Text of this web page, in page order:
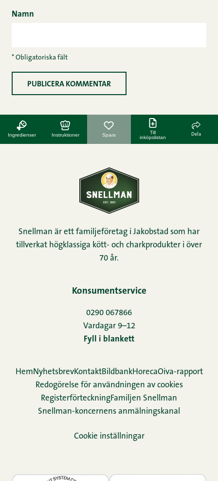
Namn
* Obligatoriska fält
Ingredienser Instruktioner Spara
Till
inköpslistan
Dela
Snellman är ett familjeföretag i Jakobstad som har
tillverkat högklassiga kött- och charkprodukter i över
70 år.
Konsumentservice
0290 067866
Vardagar 9–12
Fyll i blankett
HemNyhetsbrevKontaktBildbankHorecaOiva-rapport
Redogörelse för användningen av cookies
Re­gis­ter­för­teck­ningFamiljen Snellman
Snellman-koncernens anmälningskanal
Cookie inställningar